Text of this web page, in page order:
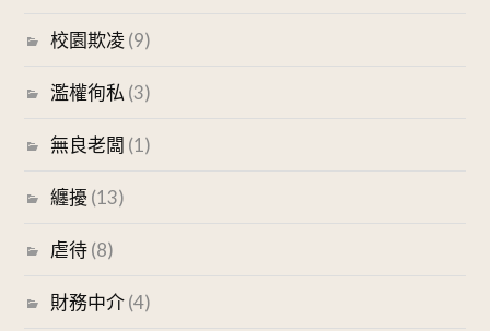
校園欺凌(9)
濫權徇私 (3)
無良老闆 (1)
纏擾 (13)
虐待(8)
財務中介(4)